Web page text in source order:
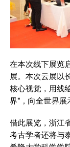
在本次线下展览
展。本次云展以
核心视觉，用线
界”，向全世界展
借此展览，浙江
考古学者还将与